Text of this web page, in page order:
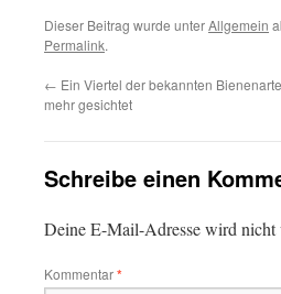
Dieser Beitrag wurde unterAllgemein
Permalink.
← Ein Viertel der bekannten
mehr gesichtet
Schreibe einen
Deine E-Mail-Adresse wird nicht
Kommentar*